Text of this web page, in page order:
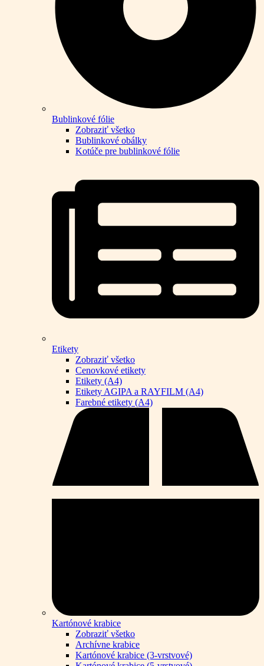
Bublinkové fólie
Zobraziť všetko
Bublinkové obálky
Kotúče pre bublinkové fólie
Etikety
Zobraziť všetko
Cenovkové etikety
Etikety (A4)
Etikety AGIPA a RAYFILM (A4)
Farebné etikety (A4)
Kartónové krabice
Zobraziť všetko
Archívne krabice
Kartónové krabice (3-vrstvové)